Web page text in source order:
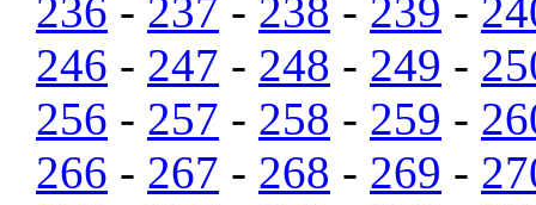
236 - 237 - 238 - 239 -
246 - 247 - 248 - 249 -
256 - 257 - 258 - 259 -
266 - 267 - 268 - 269 -